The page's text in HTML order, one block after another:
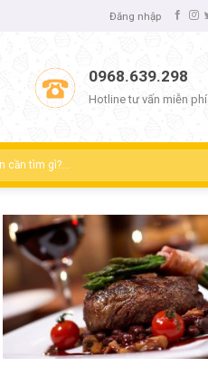
Đăng nhập
0968.639.298
Hotline tư vấn miễn phí